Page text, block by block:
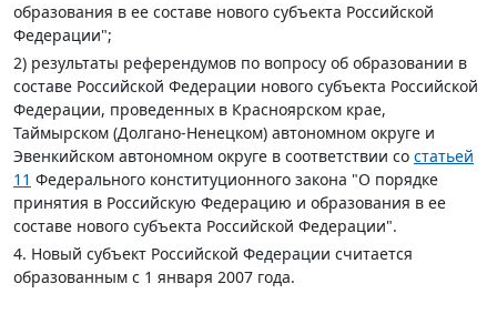
образования в ее составе нового субъекта Российской
Федерации";
2) результаты референдумов по вопросу об образовании в
составе Российской Федерации нового субъекта Российской
Федерации, проведенных в Красноярском крае,
Таймырском (Долгано-Ненецком) автономном округе и
Эвенкийском автономном округе в соответствии со статьей
11 Федерального конституционного закона "О порядке
принятия в Российскую Федерацию и образования в ее
составе нового субъекта Российской Федерации".
4. Новый субъект Российской Федерации считается
образованным с 1 января 2007 года.